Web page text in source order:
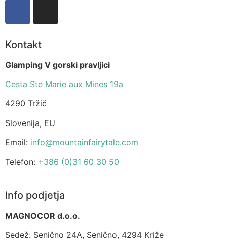
Kontakt
Glamping V gorski pravljici
Cesta Ste Marie aux Mines 19a
4290 Tržič
Slovenija, EU
Email: info@mountainfairytale.com
Telefon: +386 (0)31 60 30 50
Info podjetja
MAGNOCOR d.o.o.
Sedež: Senično 24A, Senično, 4294 Križe